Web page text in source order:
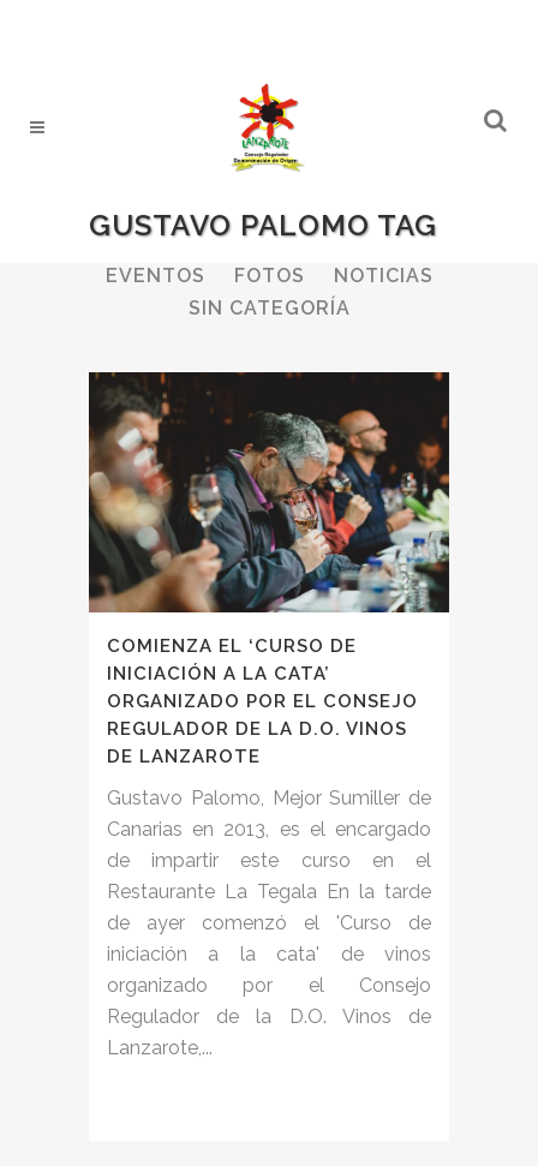
GUSTAVO PALOMO TAG
ALL BODEGAS
BOLETINES
EVENTOS
FOTOS
NOTICIAS
SIN CATEGORÍA
COMIENZA EL ‘CURSO DE
INICIACIÓN A LA CATA’
ORGANIZADO POR EL CONSEJO
REGULADOR DE LA D.O. VINOS
DE LANZAROTE
Gustavo Palomo, Mejor Sumiller de
Canarias en 2013, es el encargado
de impartir este curso en el
Restaurante La Tegala En la tarde
de ayer comenzó el 'Curso de
iniciación a la cata' de vinos
organizado por el Consejo
Regulador de la D.O. Vinos de
Lanzarote,...